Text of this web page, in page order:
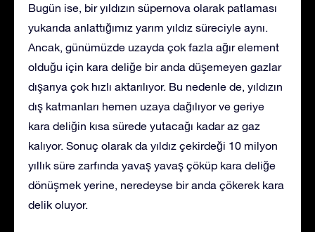
Bugün ise, bir yıldızın süpernova olarak patlaması
yukarıda anlattığımız yarım yıldız süreciyle aynı.
Ancak, günümüzde uzayda çok fazla ağır element
olduğu için kara deliğe bir anda düşemeyen gazlar
dışarıya çok hızlı aktarılıyor. Bu nedenle de, yıldızın
dış katmanları hemen uzaya dağılıyor ve geriye
kara deliğin kısa sürede yutacağı kadar az gaz
kalıyor. Sonuç olarak da yıldız çekirdeği 10 milyon
yıllık süre zarfında yavaş yavaş çöküp kara deliğe
dönüşmek yerine, neredeyse bir anda çökerek kara
delik oluyor.